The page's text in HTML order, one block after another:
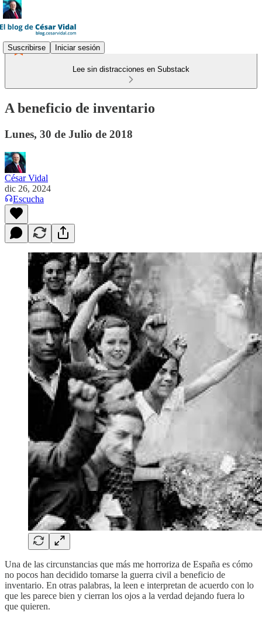
Suscribirse Iniciar sesión
Lee sin distracciones en Substack
A beneficio de inventario
Lunes, 30 de Julio de 2018
César Vidal
dic 26, 2024
Escucha
Una de las circunstancias que más me horroriza de España es cómo
no pocos han decidido tomarse la guerra civil a beneficio de
inventario. En otras palabras, la leen e interpretan de acuerdo con lo
que les parece bien y cierran los ojos a la verdad dejando fuera lo
que quieren.